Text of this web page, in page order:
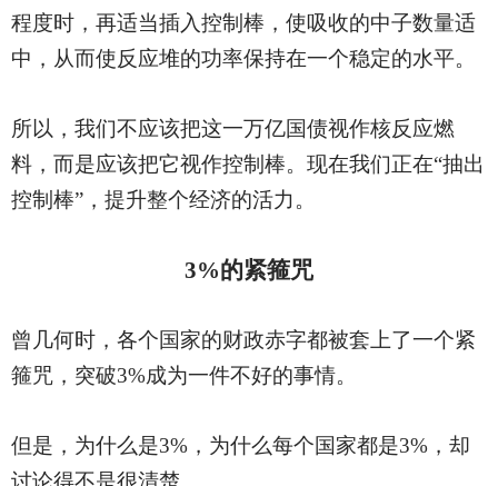
程度时，再适当插入控制棒，使吸收的中子数量适
中，从而使反应堆的功率保持在一个稳定的水平。
所以，我们不应该把这一万亿国债视作核反应燃
料，而是应该把它视作控制棒。现在我们正在“抽出
控制棒”，提升整个经济的活力。
3%的紧箍咒
曾几何时，各个国家的财政赤字都被套上了一个紧
箍咒，突破3%成为一件不好的事情。
但是，为什么是3%，为什么每个国家都是3%，却
讨论得不是很清楚。